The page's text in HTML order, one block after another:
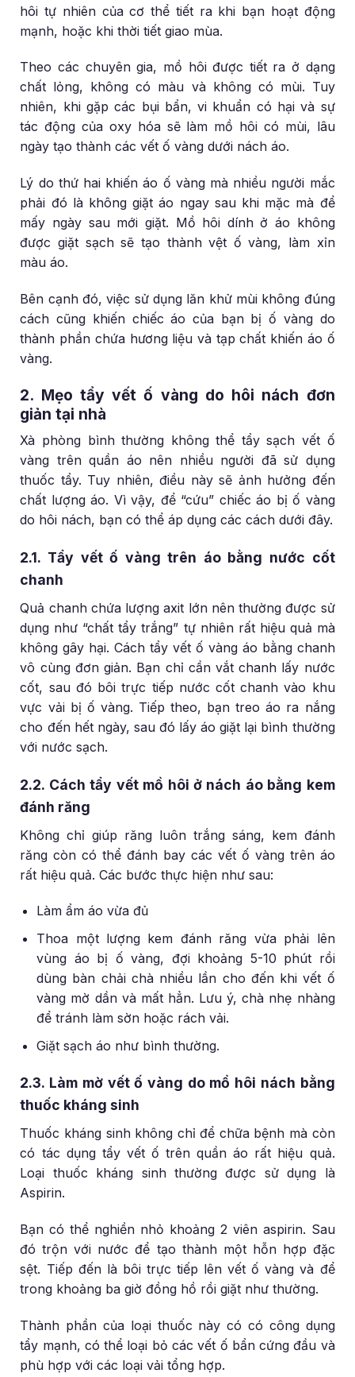
hôi tự nhiên của cơ thể tiết ra khi bạn hoạt động
mạnh, hoặc khi thời tiết giao mùa.
Theo các chuyên gia, mồ hôi được tiết ra ở dạng
chất lỏng, không có màu và không có mùi. Tuy
nhiên, khi gặp các bụi bẩn, vi khuẩn có hại và sự
tác động của oxy hóa sẽ làm mồ hôi có mùi, lâu
ngày tạo thành các vết ố vàng dưới nách áo.
Lý do thứ hai khiến áo ố vàng mà nhiều người mắc
phải đó là không giặt áo ngay sau khi mặc mà để
mấy ngày sau mới giặt. Mồ hôi dính ở áo không
được giặt sạch sẽ tạo thành vệt ố vàng, làm xỉn
màu áo.
Bên cạnh đó, việc sử dụng lăn khử mùi không đúng
cách cũng khiến chiếc áo của bạn bị ố vàng do
thành phần chứa hương liệu và tạp chất khiến áo ố
vàng.
2. Mẹo tẩy vết ố vàng do hôi nách đơn
giản tại nhà
Xà phòng bình thường không thể tẩy sạch vết ố
vàng trên quần áo nên nhiều người đã sử dụng
thuốc tẩy. Tuy nhiên, điều này sẽ ảnh hưởng đến
chất lượng áo. Vì vậy, để “cứu” chiếc áo bị ố vàng
do hôi nách, bạn có thể áp dụng các cách dưới đây.
2.1. Tẩy vết ố vàng trên áo bằng nước cốt
chanh
Quả chanh chứa lượng axit lớn nên thường được sử
dụng như “chất tẩy trắng” tự nhiên rất hiệu quả mà
không gây hại. Cách tẩy vết ố vàng áo bằng chanh
vô cùng đơn giản. Bạn chỉ cần vắt chanh lấy nước
cốt, sau đó bôi trực tiếp nước cốt chanh vào khu
vực vải bị ố vàng. Tiếp theo, bạn treo áo ra nắng
cho đến hết ngày, sau đó lấy áo giặt lại bình thường
với nước sạch.
2.2. Cách tẩy vết mồ hôi ở nách áo bằng kem
đánh răng
Không chỉ giúp răng luôn trắng sáng, kem đánh
răng còn có thể đánh bay các vết ố vàng trên áo
rất hiệu quả. Các bước thực hiện như sau:
Làm ẩm áo vừa đủ
Thoa một lượng kem đánh răng vừa phải lên
vùng áo bị ố vàng, đợi khoảng 5-10 phút rồi
dùng bàn chải chà nhiều lần cho đến khi vết ố
vàng mờ dần và mất hẳn. Lưu ý, chà nhẹ nhàng
để tránh làm sờn hoặc rách vải.
Giặt sạch áo như bình thường.
2.3. Làm mờ vết ố vàng do mồ hôi nách bằng
thuốc kháng sinh
Thuốc kháng sinh không chỉ để chữa bệnh mà còn
có tác dụng tẩy vết ố trên quần áo rất hiệu quả.
Loại thuốc kháng sinh thường được sử dụng là
Aspirin.
Bạn có thể nghiền nhỏ khoảng 2 viên aspirin. Sau
đó trộn với nước để tạo thành một hỗn hợp đặc
sệt. Tiếp đến là bôi trực tiếp lên vết ố vàng và để
trong khoảng ba giờ đồng hồ rồi giặt như thường.
Thành phần của loại thuốc này có có công dụng
tẩy mạnh, có thể loại bỏ các vết ố bẩn cứng đầu và
phù hợp với các loại vải tổng hợp.